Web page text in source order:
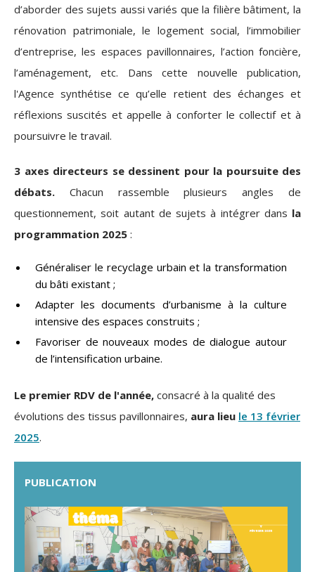
d’aborder des sujets aussi variés que la filière bâtiment, la
rénovation patrimoniale, le logement social, l’immobilier
d’entreprise, les espaces pavillonnaires, l’action foncière,
l’aménagement, etc. Dans cette nouvelle publication,
l'Agence synthétise ce qu’elle retient des échanges et
réflexions suscités et appelle à conforter le collectif et à
poursuivre le travail.
3 axes directeurs se dessinent pour la poursuite des
débats. Chacun rassemble plusieurs angles de
questionnement, soit autant de sujets à intégrer dans la
programmation 2025 :
Généraliser le recyclage urbain et la transformation
du bâti existant ;
Adapter les documents d’urbanisme à la culture
intensive des espaces construits ;
Favoriser de nouveaux modes de dialogue autour
de l’intensification urbaine.
Le premier RDV de l'année, consacré à la qualité des
évolutions des tissus pavillonnaires, aura lieu le 13 février
2025.
PUBLICATION